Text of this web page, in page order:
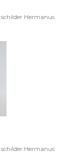
Hermanus
Hermanus